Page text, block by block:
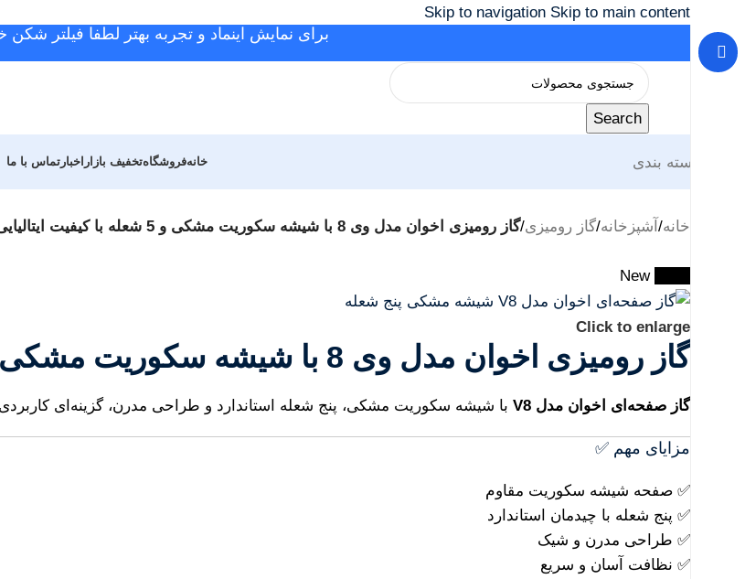
Skip to navigation Skip to main content
برای نمایش اینماد و تجربه بهتر لطفا فیلتر
Search
دسته بندی خانهفروشگاهتخفیف بازار اخبار تماس با ما
خانه/ آشپزخانه/گاز رومیزی/گاز رومیزی اخوان مدل وی 8 با شیشه سکوریت مشکی و 5 شعله با کیفیت ایتالیایی
New
Click to enlarge
گاز رومیزی اخوان مدل وی 8 با شیشه سکوریت مشکی و 5 شعله با کیفیت ایتالیایی
گاز صفحه‌ای اخوان مدل V8 با شیشه سکوریت مشکی، پنج شعله استاندارد و طراحی مدرن، گزینه‌ای
مزایای مهم ✅
✅ صفحه شیشه سکوریت مقاوم
✅ پنج شعله با چیدمان استاندارد
✅ طراحی مدرن و شیک
✅ نظافت آسان و سریع